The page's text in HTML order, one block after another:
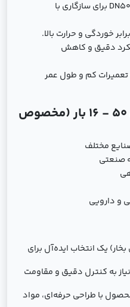
اندازه استاندارد DN50 برای سازگاری با
خوردگی و حرارت بالا.
دقیق و کاهش
تعمیرات کم و طول عمر
کاربردهای شیر سوپاپی 50 - 16 بار (مخصوص
مختلف
صنعتی
و دارویی
(مخصوص بخار) یک انتخاب ایده‌آل برای
به کنترل دقیق و مقاومت
محصول با طراحی حرفه‌ای، مواد